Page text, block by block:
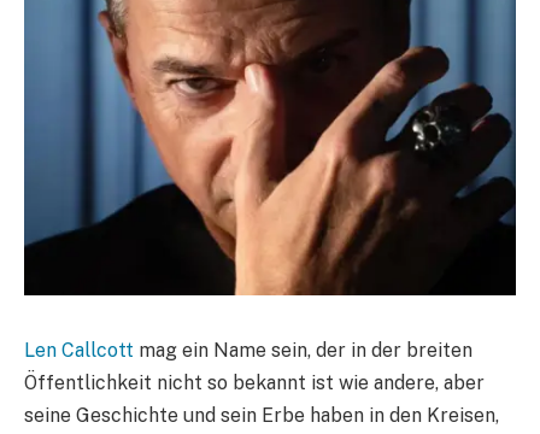
Len Callcott mag ein Name sein, der in der breiten
Öffentlichkeit nicht so bekannt ist wie andere, aber
seine Geschichte und sein Erbe haben in den Kreisen,